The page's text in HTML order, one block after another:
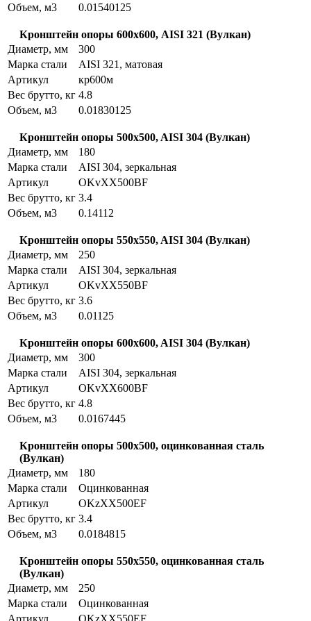
Объем, м3
0.01540125
Кронштейн опоры 600х600, AISI 321 (Вулкан)
Диаметр, мм
300
Марка стали
AISI 321, матовая
Артикул
кр600м
Вес брутто, кг 4.8
Объем, м3
0.01830125
Кронштейн опоры 500x500, AISI 304 (Вулкан)
Диаметр, мм
180
Марка стали
AISI 304, зеркальная
Артикул
OKvXX500BF
Вес брутто, кг 3.4
Объем, м3
0.14112
Кронштейн опоры 550x550, AISI 304 (Вулкан)
Диаметр, мм
250
Марка стали
AISI 304, зеркальная
Артикул
OKvXX550BF
Вес брутто, кг 3.6
Объем, м3
0.01125
Кронштейн опоры 600x600, AISI 304 (Вулкан)
Диаметр, мм
300
Марка стали
AISI 304, зеркальная
Артикул
OKvXX600BF
Вес брутто, кг 4.8
Объем, м3
0.0167445
Кронштейн опоры 500x500, оцинкованная сталь
(Вулкан)
Диаметр, мм
180
Марка стали
Оцинкованная
Артикул
OKzXX500EF
Вес брутто, кг 3.4
Объем, м3
0.0184815
Кронштейн опоры 550x550, оцинкованная сталь
(Вулкан)
Диаметр, мм
250
Марка стали
Оцинкованная
Артикул
OKzXX550EF